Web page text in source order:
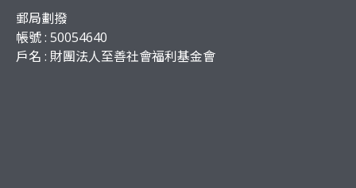
郵局劃撥
帳號 : 50054640
戶名 : 財團法人至善社會福利基金會